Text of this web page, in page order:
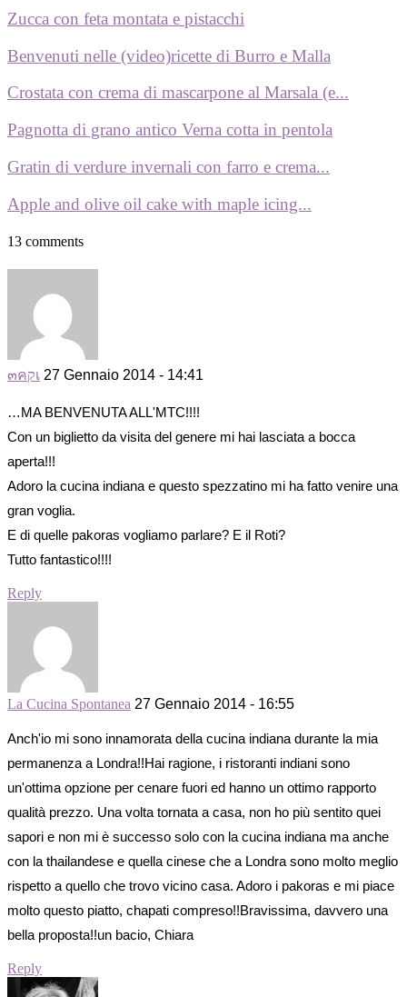
Zucca con feta montata e pistacchi
Benvenuti nelle (video)ricette di Burro e Malla
Crostata con crema di mascarpone al Marsala (e...
Pagnotta di grano antico Verna cotta in pentola
Gratin di verdure invernali con farro e crema...
Apple and olive oil cake with maple icing...
13 comments
๓คקเ 27 Gennaio 2014 - 14:41
…MA BENVENUTA ALL'MTC!!!!
Con un biglietto da visita del genere mi hai lasciata a bocca
aperta!!!
Adoro la cucina indiana e questo spezzatino mi ha fatto venire una
gran voglia.
E di quelle pakoras vogliamo parlare? E il Roti?
Tutto fantastico!!!!
Reply
La Cucina Spontanea 27 Gennaio 2014 - 16:55
Anch'io mi sono innamorata della cucina indiana durante la mia
permanenza a Londra!!Hai ragione, i ristoranti indiani sono
un'ottima opzione per cenare fuori ed hanno un ottimo rapporto
qualità prezzo. Una volta tornata a casa, non ho più sentito quei
sapori e non mi è successo solo con la cucina indiana ma anche
con la thailandese e quella cinese che a Londra sono molto meglio
rispetto a quello che trovo vicino casa. Adoro i pakoras e mi piace
molto questo piatto, chapati compreso!!Bravissima, davvero una
bella proposta!!un bacio, Chiara
Reply